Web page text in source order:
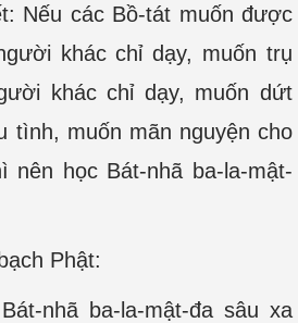
Nếu các Bồ-tát muốn được
khác chỉ dạy, muốn trụ
khác chỉ dạy, muốn dứt
tình, muốn mãn nguyện cho
học Bát-nhã ba-la-mật-
Phật:
nhã ba-la-mật-đa sâu xa